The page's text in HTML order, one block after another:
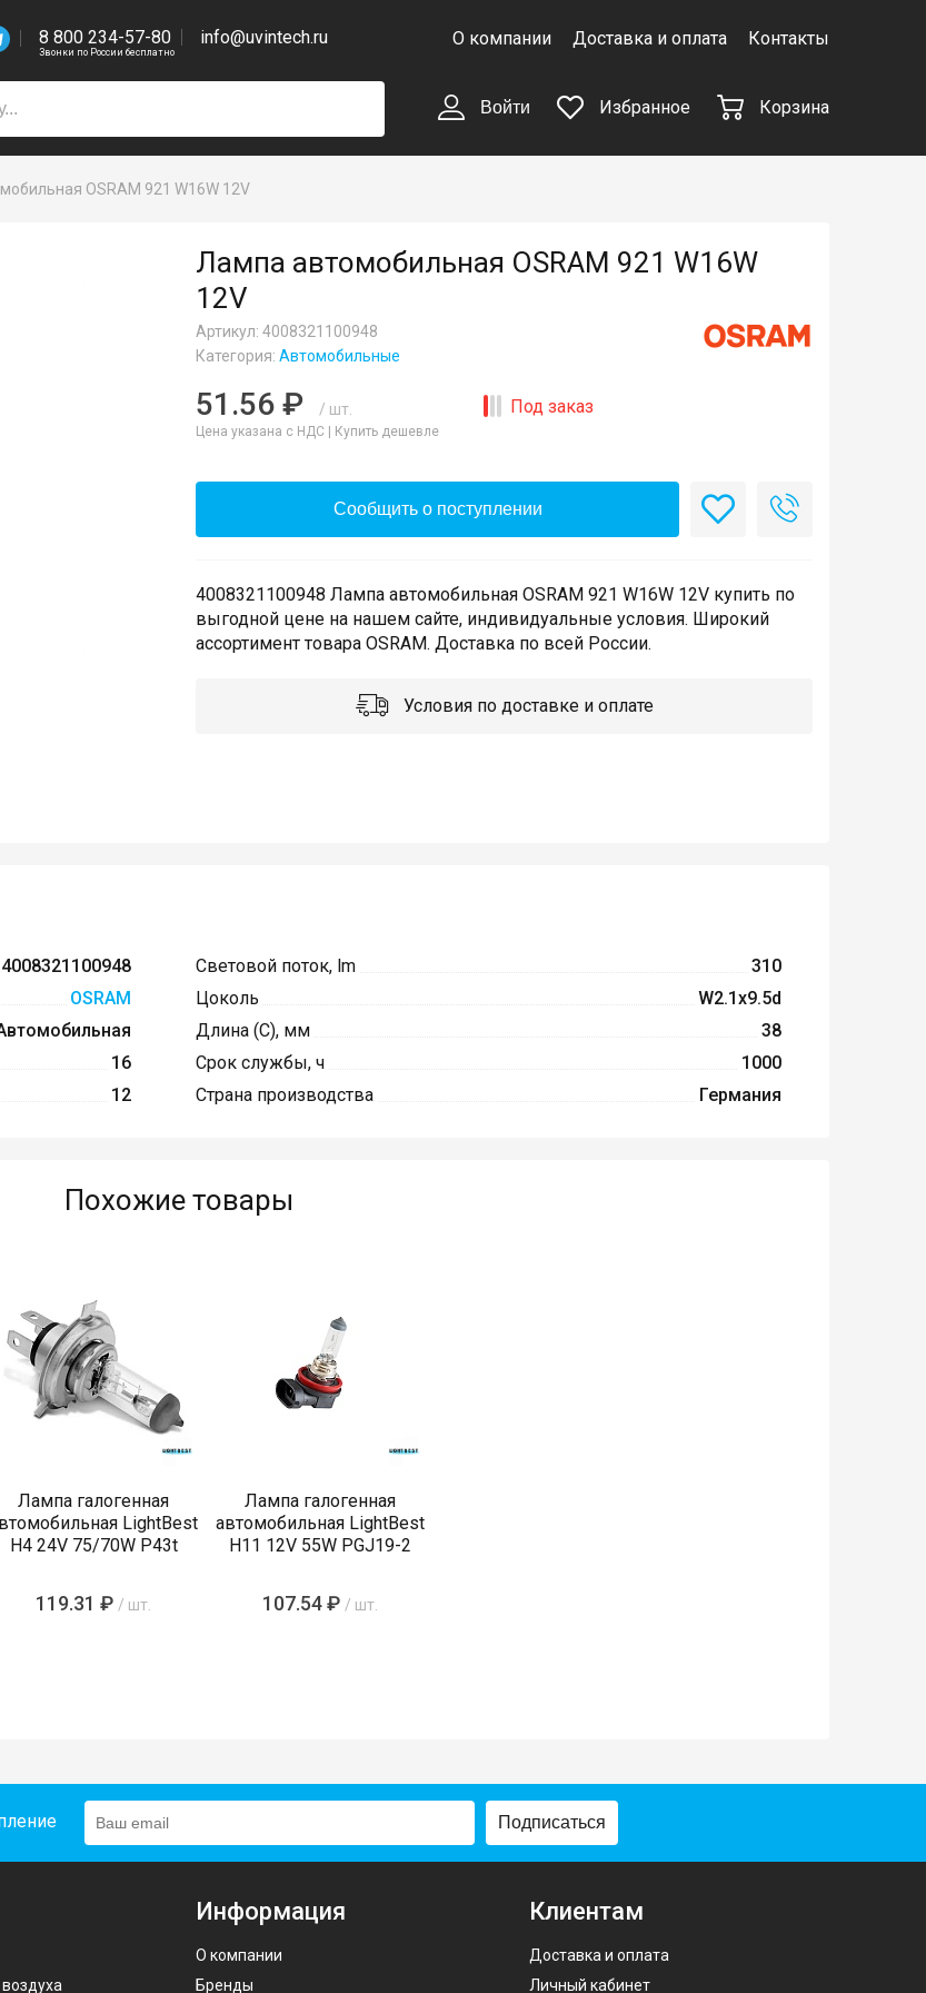
8 800 234-57-80
Звонки по России бесплатно
info@uvintech.ru О компании Доставка и оплата Контакты
Войти Избранное Корзина
OSRAM 921 W16W 12V
Лампа автомобильная OSRAM 921 W16W
12V
Артикул: 4008321100948
Категория: Автомобильные
51.56 ₽ / шт.
Цена указана с НДС | Купить дешевле
Под заказ
Сообщить о поступлении
4008321100948 Лампа автомобильная OSRAM 921 W16W 12V купить по
выгодной цене на нашем сайте, индивидуальные условия. Широкий
ассортимент товара OSRAM. Доставка по всей России.
Условия по доставке и оплате
4008321100948
OSRAM
16
12
Световой поток, lm
310
Цоколь
W2.1x9.5d
Длина (C), мм
38
Срок службы, ч
1000
Страна производства
Германия
Похожие товары
Лампа галогенная
LightBest
H4 24V 75/70W P43t
119.31 ₽ / шт.
Лампа галогенная
автомобильная LightBest
H11 12V 55W PGJ19-2
107.54 ₽ / шт.
Подписаться
Информация
О компании
Бренды
Клиентам
Доставка и оплата
Личный кабинет